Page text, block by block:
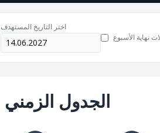
اختر التاريخ المستهدف
نهاية الأسبوع
الجدول الزمني